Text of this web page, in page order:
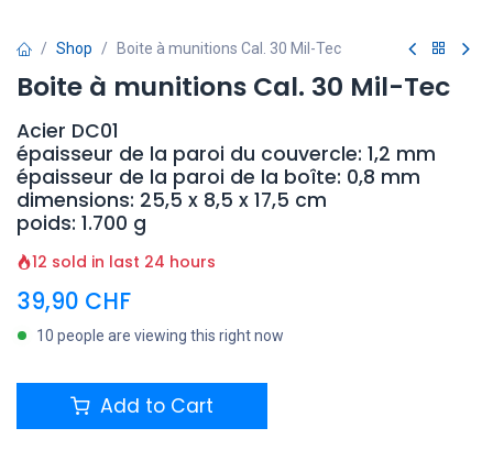
Shop Boite à munitions Cal. 30 Mil-Tec
Boite à munitions Cal. 30 Mil-Tec
Acier DC01
épaisseur de la paroi du couvercle: 1,2 mm
épaisseur de la paroi de la boîte: 0,8 mm
dimensions: 25,5 x 8,5 x 17,5 cm
poids: 1.700 g
12 sold in last 24 hours
39,90 CHF
10 people are viewing this right now
Add to Cart